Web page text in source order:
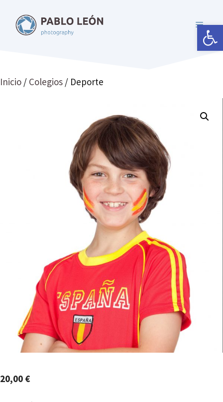
Abrir
contenido
MENÚ
Inicio / Colegios / Deporte
20,00 €